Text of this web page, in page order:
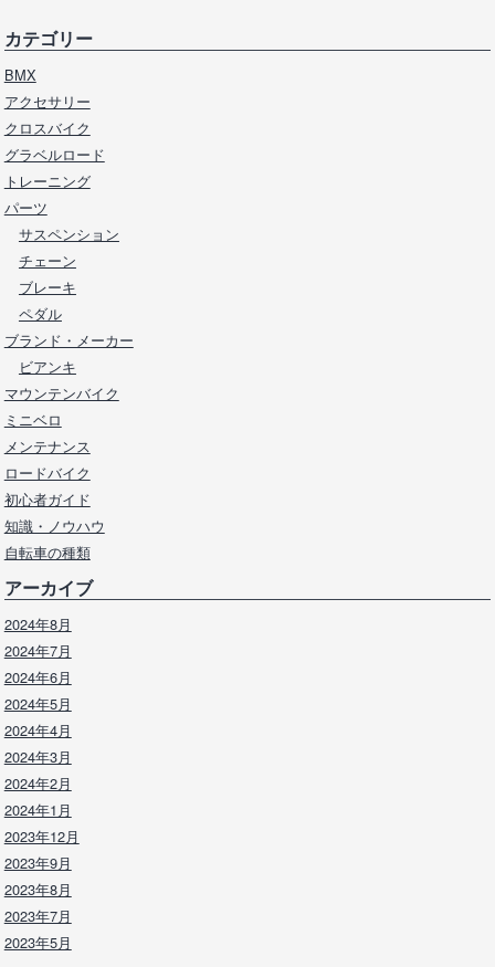
カテゴリー
BMX
アクセサリー
クロスバイク
グラベルロード
トレーニング
パーツ
サスペンション
チェーン
ブレーキ
ペダル
ブランド・メーカー
ビアンキ
マウンテンバイク
ミニベロ
メンテナンス
ロードバイク
初心者ガイド
知識・ノウハウ
自転車の種類
アーカイブ
2024年8月
2024年7月
2024年6月
2024年5月
2024年4月
2024年3月
2024年2月
2024年1月
2023年12月
2023年9月
2023年8月
2023年7月
2023年5月